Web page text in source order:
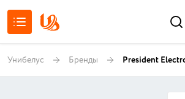
Унибелус Бренды President